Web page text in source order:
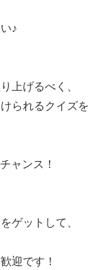
♪
上げるべく、
られるクイズを
ャンス！
ゲットして、
迎です！